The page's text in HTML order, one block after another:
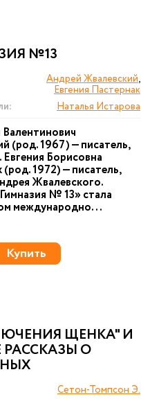
№13
Андрей Жвалевский,
Евгения Пастернак
Наталья Истарова
(род. 1967) — писатель,
Евгения Борисовна
(род. 1972) — писатель,
Жвалевского.
№ 13» стала
международно...
Купить
ЩЕНКА" И
РАССКАЗЫ О
Сетон-Томпсон Э.